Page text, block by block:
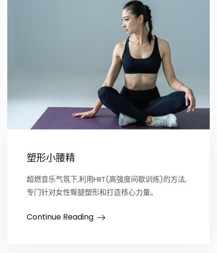
塑形小腰精
超燃音乐气氛下,利用HIIT(高强度间歇训练)的方法,
专门针对女性臀腿塑形和打造核心力量。
Continue Reading